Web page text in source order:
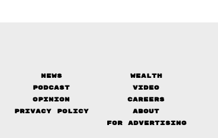
News Wealth
Podcast
Video
Opinion
Careers
Privacy Policy
About
FOR ADVERTISING